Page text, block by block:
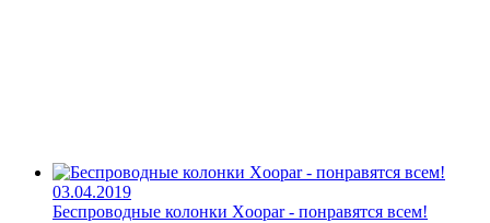
03.04.2019
Беспроводные колонки Xoopar - понравятся всем!